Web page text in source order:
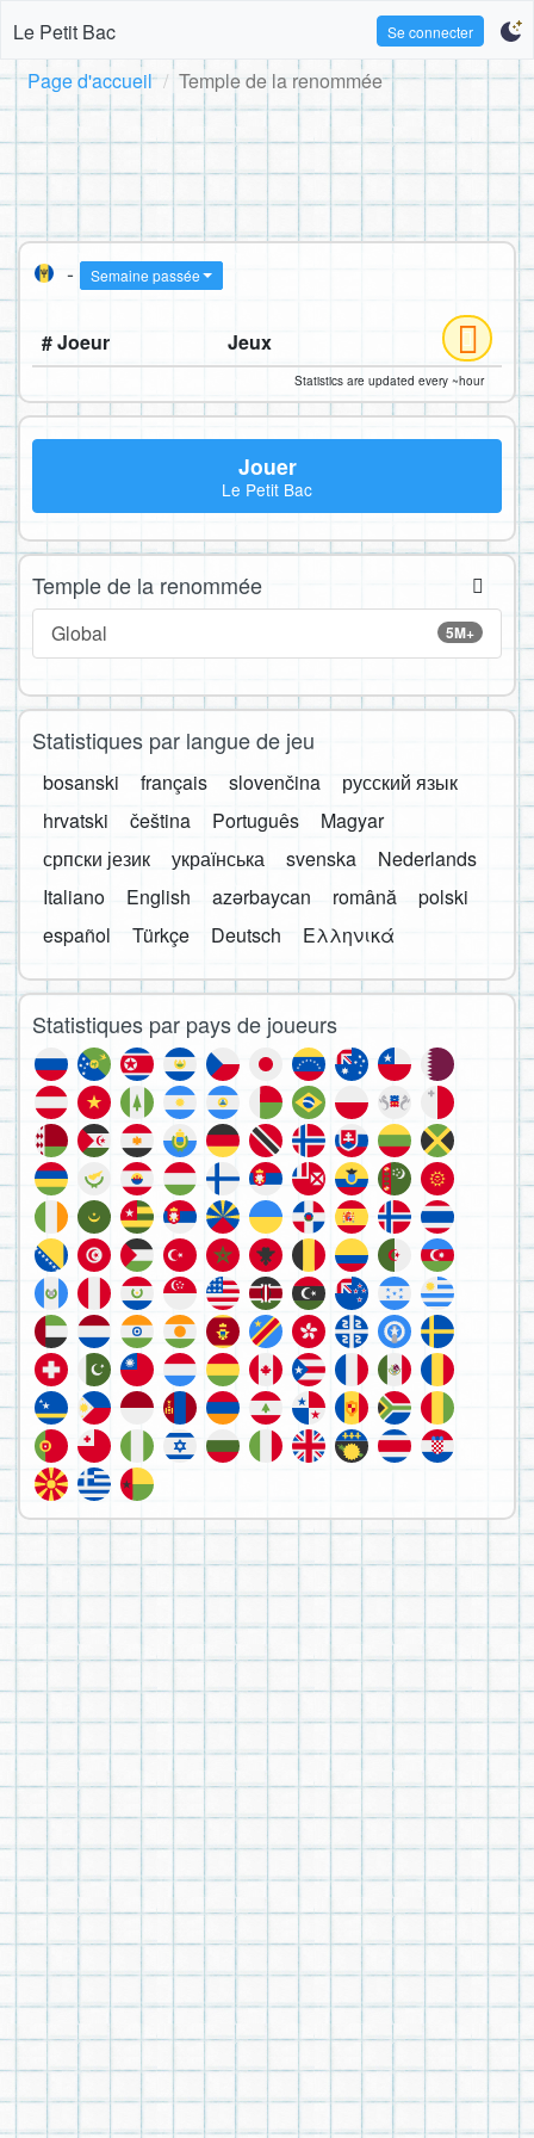
Le Petit Bac Se connecter
Page d'accueil Temple de la renommée
- Semaine passée
# Joeur Jeux
Statistics are updated every ~hour
Jouer
Le Petit Bac
Temple de la renommée
5M+
Global
Statistiques par langue de jeu
bosanski français slovenčina
русский язык
hrvatski
čeština Português
Magyar
српски језик
українська svenska
Nederlands
Italiano
English azərbaycan română
polski
español
Türkçe Deutsch Ελληνικά
Statistiques par pays de joueurs